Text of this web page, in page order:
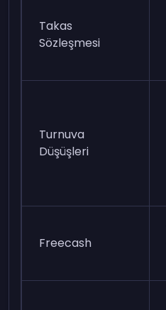
Takas
Sözleşmesi
Turnuva
Düşüşleri
Freecash